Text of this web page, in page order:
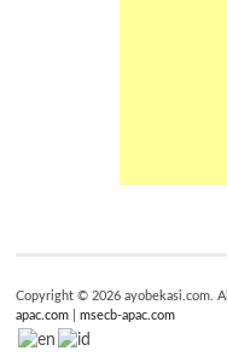
Copyright © 2026 ayobekasi.com.
apac.com |msecb-apac.com